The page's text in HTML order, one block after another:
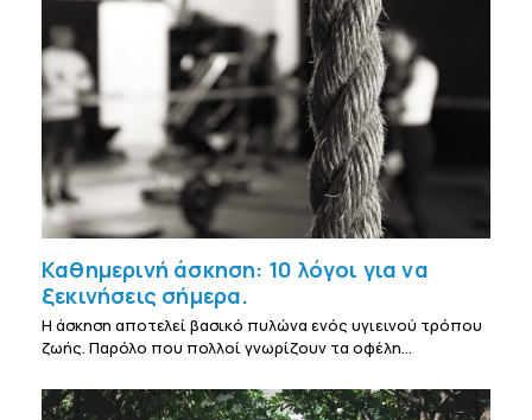
Καθημερινή άσκηση: 10 λόγοι για να
ξεκινήσεις σήμερα.
Η άσκηση αποτελεί βασικό πυλώνα ενός υγιεινού τρόπου
ζωής. Παρόλο που πολλοί γνωρίζουν τα οφέλη…